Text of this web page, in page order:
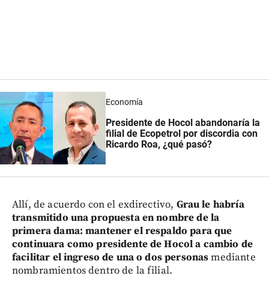
Economía
Presidente de Hocol abandonaría la
filial de Ecopetrol por discordia con
Ricardo Roa, ¿qué pasó?
Allí, de acuerdo con el exdirectivo, Grau le habría
transmitido una propuesta en nombre de la
primera dama: mantener el respaldo para que
continuara como presidente de Hocol a cambio de
facilitar el ingreso de una o dos personasmediante
nombramientos dentro de la filial.